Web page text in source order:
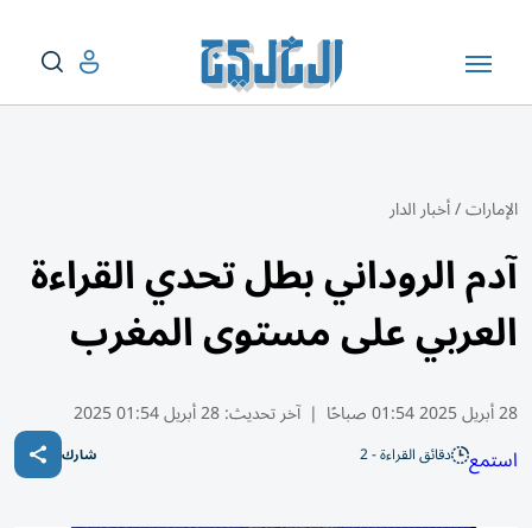
الإمارات/أخبار الدار
آدم الروداني بطل تحدي القراءة
العربي على مستوى المغرب
28 أبريل 2025 01:54 صباحًا | آخر تحديث:28 أبريل 01:54 2025
استمع دقائق القراءة - 2 شارك